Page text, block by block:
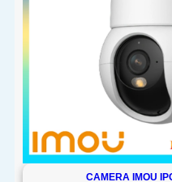
CAMERA IMOU